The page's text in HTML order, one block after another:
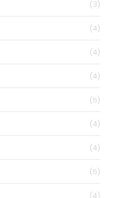
(3)
(4)
(4)
(4)
(5)
(4)
(4)
(5)
(4)